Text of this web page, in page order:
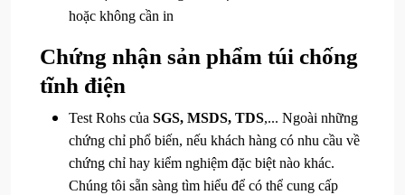
hoặc không cần in
Chứng nhận sản phẩm túi chống
tĩnh điện
Test Rohs của SGS, MSDS, TDS,... Ngoài những
chứng chỉ phổ biến, nếu khách hàng có nhu cầu về
chứng chỉ hay kiểm nghiệm đặc biệt nào khác.
Chúng tôi sẵn sàng tìm hiểu để có thể cung cấp